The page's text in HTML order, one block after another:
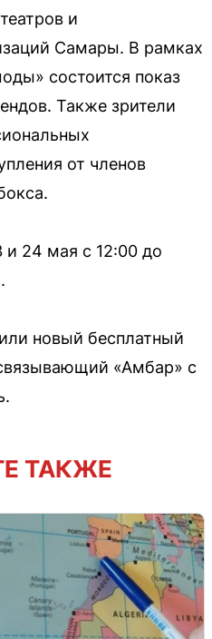
и
Самары. В рамках
состоится показ
Также зрители
от членов
и 24 мая с 12:00 до
новый бесплатный
«Амбар» с
ТАКЖЕ